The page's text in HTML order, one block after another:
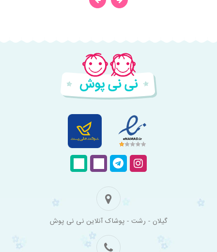
گیلان - رشت - پوشاک آنلاین نی نی پوش